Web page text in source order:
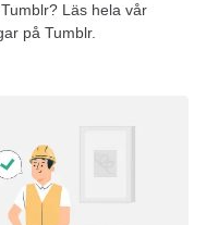
Läs hela vår
på Tumblr.